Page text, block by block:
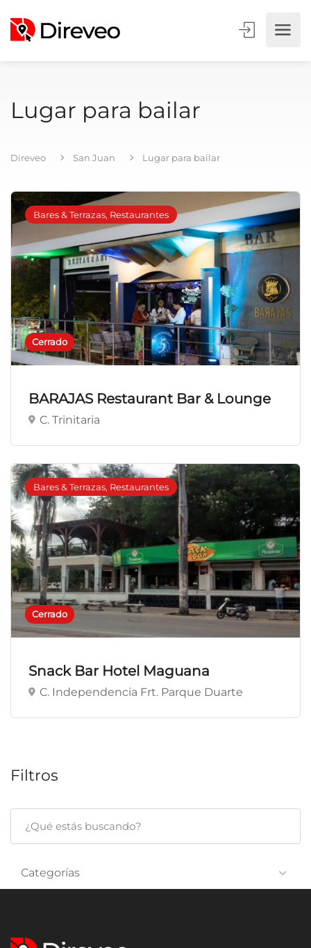
Lugar para bailar
Direveo San Juan Lugar para bailar
Cerrado
Bares & Terrazas, Restaurantes
BARAJAS Restaurant Bar & Lounge
C. Trinitaria
Cerrado
Bares & Terrazas, Restaurantes
Snack Bar Hotel Maguana
C. Independencia Frt. Parque Duarte
Filtros
Categorías